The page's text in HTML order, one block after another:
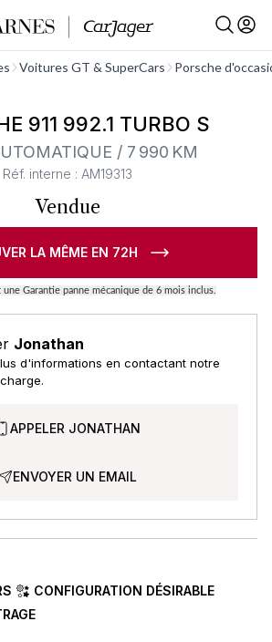
Voitures GT & SuperCars PorscheVoir tout
911 992.1 TURBO S
/ 7 990 KM
Réf. interne : AM19313
Vendue
LA MÊME EN 72H
une Garantie panne mécanique de 6 mois inclus.
Jonathan
d'informations en contactant notre
APPELER JONATHAN
ENVOYER UN EMAIL
CONFIGURATION DÉSIRABLE